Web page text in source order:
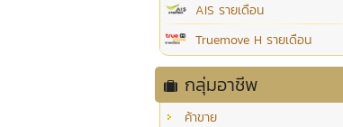
AIS รายเดือน
Truemove H รายเดือน
กลุ่มอาชีพ
ค้าขาย